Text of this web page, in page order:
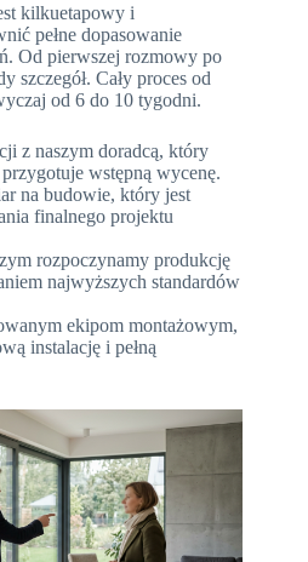
kilkuetapowy i
pełne dopasowanie
Od pierwszej rozmowy po
szczegół. Cały proces od
od 6 do 10 tygodni.
z naszym doradcą, który
wstępną wycenę.
na budowie, który jest
finalnego projektu
rozpoczynamy produkcję
najwyższych standardów
ekipom montażowym,
instalację i pełną